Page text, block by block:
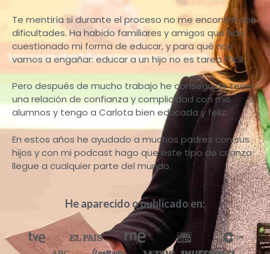
Te mentiría si durante el proceso no me encontré con
dificultades. Ha habido familiares y amigos que han
cuestionado mi forma de educar, y para qué nos
vamos a engañar: educar a un hijo no es tarea fácil.
Pero después de mucho trabajo he conseguido tener
una relación de confianza y complicidad con mis
alumnos y tengo a Carlota bien educada y feliz.
En estos años he ayudado a muchos padres con sus
hijos y con mi podcast hago que este tipo de crianza
llegue a cualquier parte del mundo.
He aparecido o publicado en: